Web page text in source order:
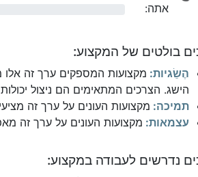
אתה:
בולטים של המקצוע:
הֶשֵׂגיות: מקצועות המספקים ערך זה אלו
הישג. הצרכים המתאימים הם ניצול יכולות
תמיכה: מקצועות העונים על ערך זה
עצמאות: מקצועות העונים על ערך זה
נדרשים לעבודה במקצוע: